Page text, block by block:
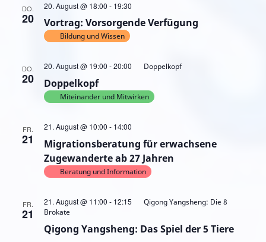
DO.
20 Vortrag: Vorsorgende Verfügung
20. August @ 18:00 - 19:30
Bildung und Wissen
DO.
20 Doppelkopf
20. August @ 19:00 -20:00 Doppelkopf
Miteinander und Mitwirken
FR.
21
Migrationsberatung für erwachsene
Zugewanderte ab 27 Jahren
21. August @ 10:00 - 14:00
erwachsene
Zugewanderte
ab
27
Beratung und Information
FR.
21
Qigong Yangsheng: Das Spiel der 5 Tiere
21. August @ 11:00 - 12:15
Qigong Yangsheng: Die 8
Brokate